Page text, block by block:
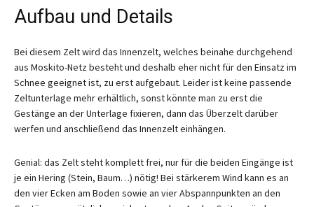
Aufbau und Details
Bei diesem Zelt wird das Innenzelt, welches beinahe durchgehend
aus Moskito-Netz besteht und deshalb eher nicht für den Einsatz im
Schnee geeignet ist, zu erst aufgebaut. Leider ist keine passende
Zeltunterlage mehr erhältlich, sonst könnte man zu erst die
Gestänge an der Unterlage fixieren, dann das Überzelt darüber
werfen und anschließend das Innenzelt einhängen.
Genial: das Zelt steht komplett frei, nur für die beiden Eingänge ist
je ein Hering (Stein, Baum…) nötig! Bei stärkerem Wind kann es an
den vier Ecken am Boden sowie an vier Abspannpunkten an den